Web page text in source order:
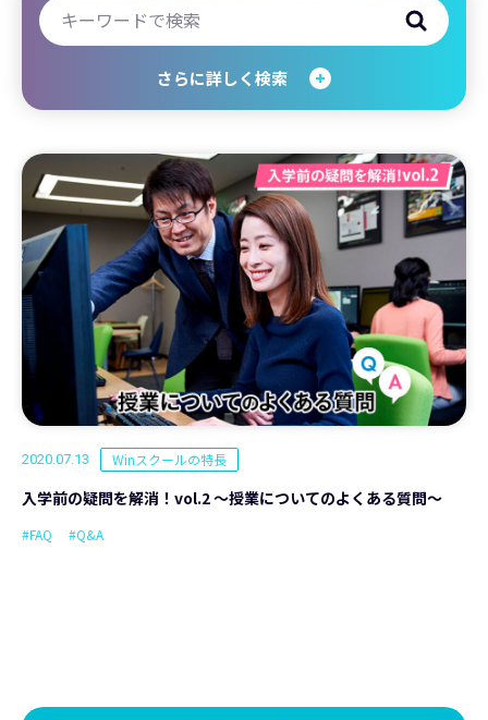
さらに詳しく検索
2020.07.13 Winスクールの特長
入学前の疑問を解消！vol.2 ～授業についてのよくある質問～
#FAQ #Q&A